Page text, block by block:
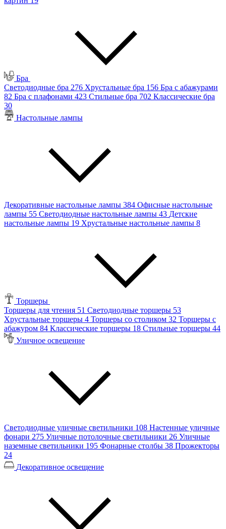
Бра
Светодиодные бра 276 Хрустальные бра 156 Бра с абажурами
82 Бра с плафонами 423 Стильные бра 702 Классические бра
30
Настольные лампы
Декоративные настольные лампы 384 Офисные настольные
лампы 55 Светодиодные настольные лампы 43 Детские
настольные лампы 19 Хрустальные настольные лампы 8
Торшеры
Торшеры для чтения 51 Светодиодные торшеры 53
Хрустальные торшеры 4 Торшеры со столиком 32 Торшеры с
абажуром 84 Классические торшеры 18 Стильные торшеры 44
Уличное освещение
Светодиодные уличные светильники 108 Настенные уличные
фонари 275 Уличные потолочные светильники 26 Уличные
наземные светильники 195 Фонарные столбы 38 Прожекторы
24
Декоративное освещение